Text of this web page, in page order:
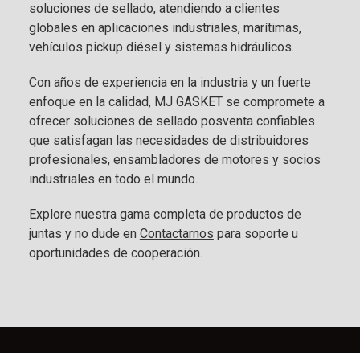
soluciones de sellado, atendiendo a clientes
globales en aplicaciones industriales, marítimas,
vehículos pickup diésel y sistemas hidráulicos.
Con años de experiencia en la industria y un fuerte
enfoque en la calidad, MJ GASKET se compromete a
ofrecer soluciones de sellado posventa confiables
que satisfagan las necesidades de distribuidores
profesionales, ensambladores de motores y socios
industriales en todo el mundo.
Explore nuestra gama completa de productos de
juntas y no dude en Contactarnos para soporte u
oportunidades de cooperación.